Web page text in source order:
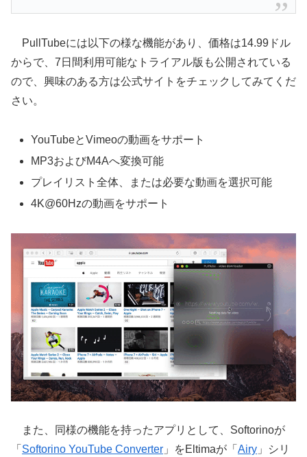
PullTubeには以下の様な機能があり、価格は14.99ドル
からで、7日間利用可能なトライアル版も公開されている
ので、興味のある方は公式サイトをチェックしてみてくだ
さい。
YouTubeとVimeoの動画をサポート
MP3およびM4Aへ変換可能
プレイリスト全体、または必要な動画を選択可能
4K@60Hzの動画をサポート
また、同様の機能を持ったアプリとして、Softorinoが
「 Softorino YouTube Converter 」をEltimaが「 Airy 」シリ